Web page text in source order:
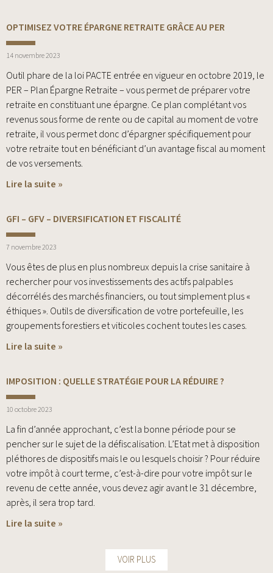
OPTIMISEZ VOTRE ÉPARGNE RETRAITE GRÂCE AU PER
14 novembre 2023
Outil phare de la loi PACTE entrée en vigueur en octobre 2019, le
PER – Plan Épargne Retraite – vous permet de préparer votre
retraite en constituant une épargne. Ce plan complétant vos
revenus sous forme de rente ou de capital au moment de votre
retraite, il vous permet donc d’épargner spécifiquement pour
votre retraite tout en bénéficiant d’un avantage fiscal au moment
de vos versements.
Lire la suite »
GFI – GFV – DIVERSIFICATION ET FISCALITÉ
7 novembre 2023
Vous êtes de plus en plus nombreux depuis la crise sanitaire à
rechercher pour vos investissements des actifs palpables
décorrélés des marchés financiers, ou tout simplement plus «
éthiques ». Outils de diversification de votre portefeuille, les
groupements forestiers et viticoles cochent toutes les cases.
Lire la suite »
IMPOSITION : QUELLE STRATÉGIE POUR LA RÉDUIRE ?
10 octobre 2023
La fin d’année approchant, c’est la bonne période pour se
pencher sur le sujet de la défiscalisation. L’Etat met à disposition
pléthores de dispositifs mais le ou lesquels choisir ? Pour réduire
votre impôt à court terme, c’est-à-dire pour votre impôt sur le
revenu de cette année, vous devez agir avant le 31 décembre,
après, il sera trop tard.
Lire la suite »
VOIR PLUS